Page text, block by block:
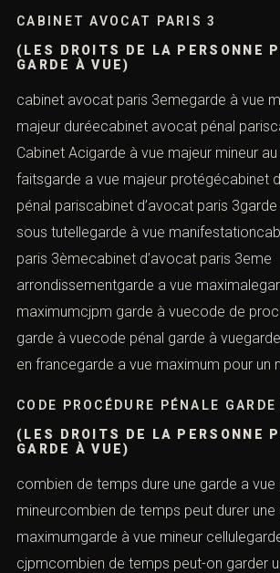
CABINET AVOCAT PARIS 3
(LES DROITS DE LA PERSONNE
GARDE À VUE)
cabinet avocat paris 3emegarde à vue
majeur duréecabinet avocat pénal
Cabinet Acigarde à vue majeur mineur
faitsgarde a vue majeur protégécabinet
pénal pariscabinet d’avocat paris
sous tutellegarde à vue
paris 3èmecabinet d’avocat paris 3eme
arrondissementgarde a vue
maximumcjpm garde à vuecode de
garde à vuecode pénal garde à
en francegarde a vue maximum pour un
CODE PROCÉDURE PÉNALE
(LES DROITS DE LA PERSONNE
GARDE À VUE)
combien de temps dure une garde a vue
mineurcombien de temps peut durer une
maximumgarde à vue mineur
cjpmcombien de temps peut-on garder